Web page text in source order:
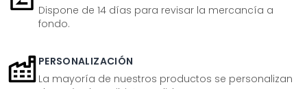
Dispone de 14 días para revisar la mercancía a
fondo.
PERSONALIZACIÓN
La mayoría de nuestros productos se personalizan